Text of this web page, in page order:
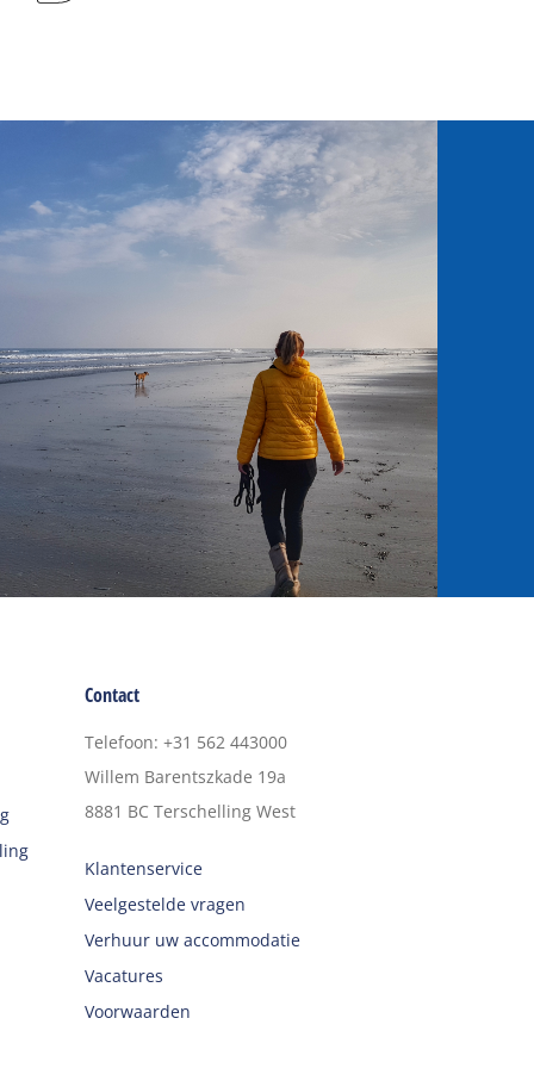
Contact
Telefoon: +31 562 443000
Willem Barentszkade 19a
8881 BC Terschelling West
Klantenservice
Veelgestelde vragen
Verhuur uw accommodatie
Vacatures
Voorwaarden